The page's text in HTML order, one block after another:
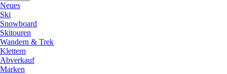
Neues
Ski
Snowboard
Skitouren
Wandern & Trek
Klettern
Abverkauf
Marken